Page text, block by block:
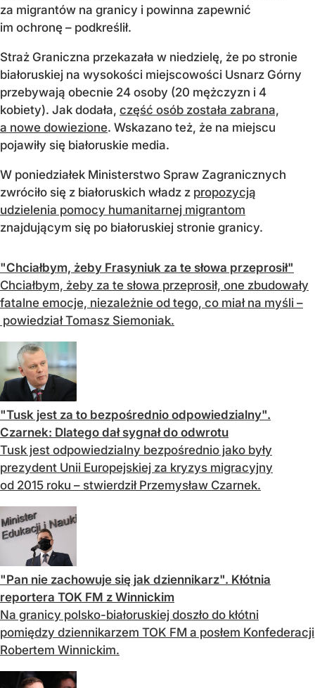
za migrantów na granicy i powinna zapewnić
im ochronę – podkreślił.
Straż Graniczna przekazała w niedzielę, że po stronie
białoruskiej na wysokości miejscowości Usnarz Górny
przebywają obecnie 24 osoby (20 mężczyzn i 4
kobiety). Jak dodała, część osób została zabrana,
a nowe dowiezione. Wskazano też, że na miejscu
pojawiły się białoruskie media.
W poniedziałek Ministerstwo Spraw Zagranicznych
zwróciło się z białoruskich władz z propozycją
udzielenia pomocy humanitarnej migrantom
znajdującym się po białoruskiej stronie granicy.
"Chciałbym, żeby Frasyniuk za te słowa przeprosił"
Chciałbym, żeby za te słowa przeprosił, one zbudowały
fatalne emocje, niezależnie od tego, co miał na myśli –
powiedział Tomasz Siemoniak.
"Tusk jest za to bezpośrednio odpowiedzialny".
Czarnek: Dlatego dał sygnał do odwrotu
Tusk jest odpowiedzialny bezpośrednio jako były
prezydent Unii Europejskiej za kryzys migracyjny
od 2015 roku – stwierdził Przemysław Czarnek.
"Pan nie zachowuje się jak dziennikarz". Kłótnia
reportera TOK FM z Winnickim
Na granicy polsko-białoruskiej doszło do kłótni
pomiędzy dziennikarzem TOK FM a posłem Konfederacji
Robertem Winnickim.